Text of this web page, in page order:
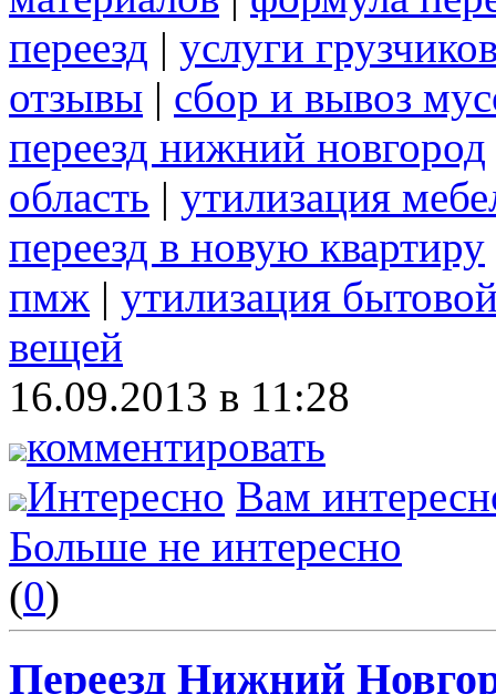
переезд | услуги
отзывы | сбор и вывоз
переезд нижний новгород
область | утилизация
переезд в новую квартиру
пмж | утилизация
вещей
16.09.2013 в 11:28
комментировать
Интересно Вам
Больше не интересно
(0)
Переезд Нижний